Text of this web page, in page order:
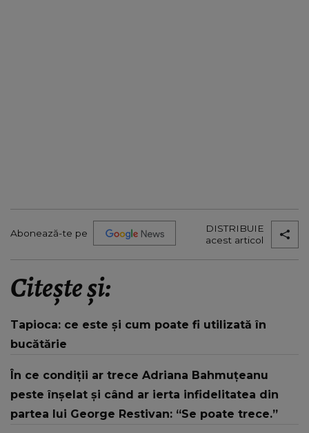
Abonează-te pe
DISTRIBUIE
acest articol
Citește și:
Tapioca: ce este și cum poate fi utilizată în
bucătărie
În ce condiții ar trece Adriana Bahmuțeanu
peste înșelat și când ar ierta infidelitatea din
partea lui George Restivan: “Se poate trece.”